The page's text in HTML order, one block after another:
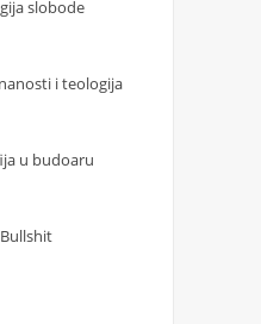
slobode
i teologija
u budoaru